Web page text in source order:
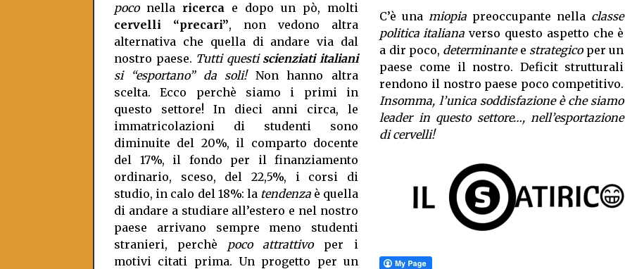
poconella ricerca e dopo un pò, molti
cervelli “precari”, non vedono altra
alternativa che quella di andare via dal
nostro paese. Tutti questi scienziati italiani
si “esportano” da soli!Non hanno altra
scelta. Ecco perchè siamo i primi in
questo settore! In dieci anni circa, le
immatricolazioni di studenti sono
diminuite del 20%, il comparto docente
del 17%, il fondo per il finanziamento
ordinario, sceso, del 22,5%, i corsi di
studio, in calo del 18%: la tendenza è quella
di andare a studiare all’estero e nel nostro
paese arrivano sempre meno studenti
stranieri, perchè poco attrattivoper i
motivi citati prima. Un progetto per un
C’è una miopia preoccupante nella classe
politica italiana verso questo aspetto che è
a dir poco, determinantee strategicoper un
paese come il nostro. Deficit strutturali
rendono il nostro paese poco competitivo.
Insomma, l’unica soddisfazione è che siamo
leader in questo settore…, nell’esportazione
di cervelli!